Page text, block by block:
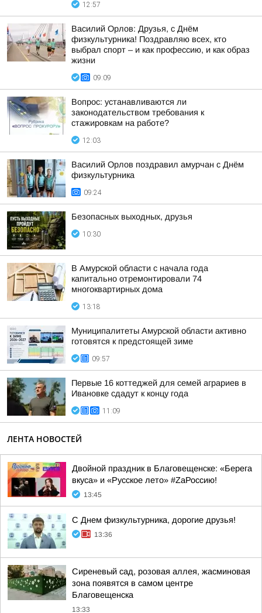
12:57
Василий Орлов: Друзья, с Днём
физкультурника! Поздравляю всех, кто
выбрал спорт – и как профессию, и как образ
жизни
09:09
Вопрос: устанавливаются ли
законодательством требования к
стажировкам на работе?
12:03
Василий Орлов поздравил амурчан с Днём
физкультурника
09:24
Безопасных выходных, друзья
10:30
В Амурской области с начала года
капитально отремонтировали 74
многоквартирных дома
13:18
Муниципалитеты Амурской области активно
готовятся к предстоящей зиме
09:57
Первые 16 коттеджей для семей аграриев в
Ивановке сдадут к концу года
11:09
ЛЕНТА НОВОСТЕЙ
Двойной праздник в Благовещенске: «Берега
вкуса» и «Русское лето» #ZaРоссию!
13:45
С Днем физкультурника, дорогие друзья!
13:36
Сиреневый сад, розовая аллея, жасминовая
зона появятся в самом центре
Благовещенска
13:33